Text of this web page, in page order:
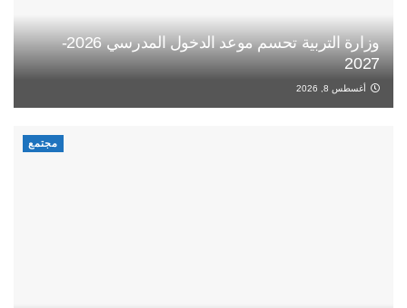
وزارة التربية تحسم موعد الدخول المدرسي 2026-
2027
أغسطس 8, 2026
مجتمع